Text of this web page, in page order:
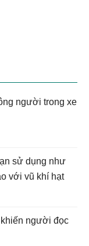
người trong xe
sử dụng như
với vũ khí hạt
khiến người đọc